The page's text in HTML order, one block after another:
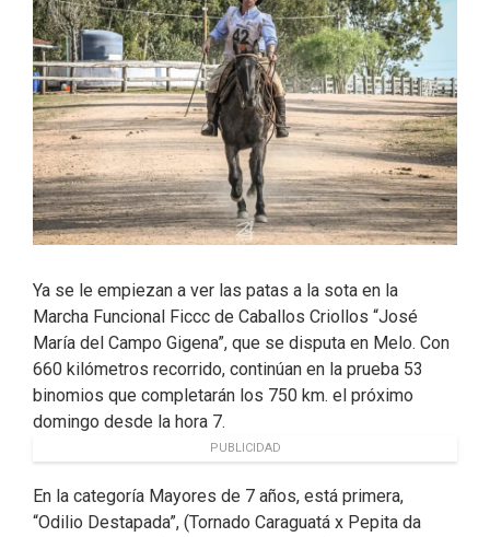
k
n
Ya se le empiezan a ver las patas a la sota en la
Marcha Funcional Ficcc de Caballos Criollos “José
María del Campo Gigena”, que se disputa en Melo. Con
660 kilómetros recorrido, continúan en la prueba 53
binomios que completarán los 750 km. el próximo
domingo desde la hora 7.
PUBLICIDAD
En la categoría Mayores de 7 años, está primera,
“Odilio Destapada”, (Tornado Caraguatá x Pepita da